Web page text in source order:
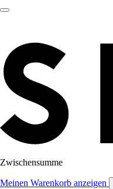
Zwischensumme
Meinen Warenkorb anzeigen